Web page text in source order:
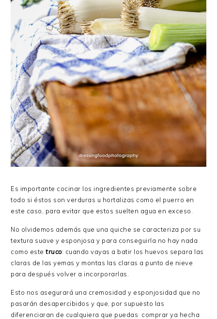
Es importante cocinar los ingredientes previamente sobre
todo si éstos son verduras u hortalizas como el puerro en
este caso, para evitar que estos suelten agua en exceso.
No olvidemos además que una quiche se caracteriza por su
textura suave y esponjosa y para conseguirla no hay nada
como estetruco: cuando vayas a batir los huevos separa las
claras de las yemas y montas las claras a punto de nieve
para después volver a incorporarlas.
Esto nos asegurará una cremosidad y esponjosidad que no
pasarán desapercibidos y que, por supuesto las
diferenciaran de cualquiera que puedas comprar ya hecha